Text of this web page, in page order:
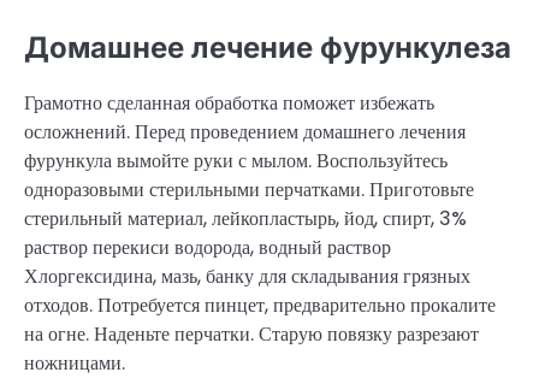
Домашнее лечение фурункулеза
Грамотно сделанная обработка поможет избежать
осложнений. Перед проведением домашнего лечения
фурункула вымойте руки с мылом. Воспользуйтесь
одноразовыми стерильными перчатками. Приготовьте
стерильный материал, лейкопластырь, йод, спирт, 3%
раствор перекиси водорода, водный раствор
Хлоргексидина, мазь, банку для складывания грязных
отходов. Потребуется пинцет, предварительно прокалите
на огне. Наденьте перчатки. Старую повязку разрезают
ножницами.